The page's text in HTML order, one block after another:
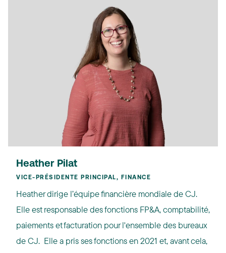
Heather Pilat
VICE-PRÉSIDENTE PRINCIPAL, FINANCE
Heather dirige l’équipe financière mondiale de CJ.
Elle est responsable des fonctions FP&A, comptabilité,
paiements et facturation pour l'ensemble des bureaux
de CJ. Elle a pris ses fonctions en 2021 et, avant cela,